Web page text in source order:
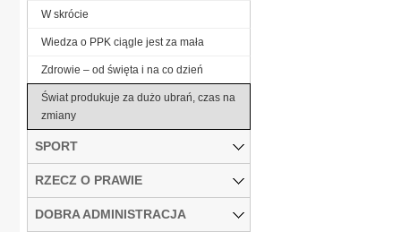
W skrócie
Wiedza o PPK ciągle jest za mała
Zdrowie – od święta i na co dzień
Świat produkuje za dużo ubrań, czas na
zmiany
SPORT
RZECZ O PRAWIE
DOBRA ADMINISTRACJA